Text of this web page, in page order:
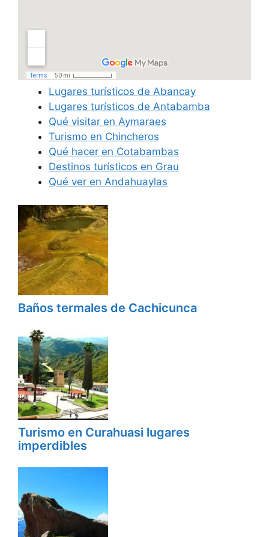
Lugares turísticos de Abancay
Lugares turísticos de Antabamba
Qué visitar en Aymaraes
Turismo en Chincheros
Qué hacer en Cotabambas
Destinos turísticos en Grau
Qué ver en Andahuaylas
Baños termales de Cachicunca
Turismo en Curahuasi lugares
imperdibles